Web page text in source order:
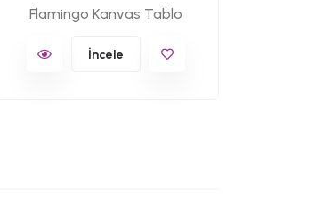
Flamingo Kanvas Tablo
İncele